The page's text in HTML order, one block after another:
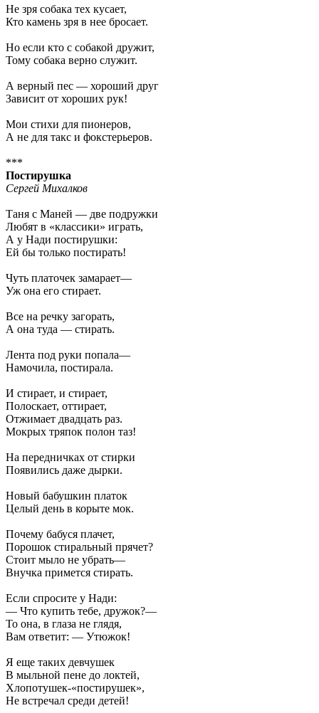
Не зря собака тех кусает,
Кто камень зря в нее бросает.
Но если кто с собакой дружит,
Тому собака верно служит.
А верный пес — хороший друг
Зависит от хороших рук!
Мои стихи для пионеров,
А не для такс и фокстерьеров.
***
Постирушка
Сергей Михалков
Таня с Маней — две подружки
Любят в «классики» играть,
А у Нади постирушки:
Ей бы только постирать!
Чуть платочек замарает—
Уж она его стирает.
Все на речку загорать,
А она туда — стирать.
Лента под руки попала—
Намочила, постирала.
И стирает, и стирает,
Полоскает, оттирает,
Отжимает двадцать раз.
Мокрых тряпок полон таз!
На передничках от стирки
Появились даже дырки.
Новый бабушкин платок
Целый день в корыте мок.
Почему бабуся плачет,
Порошок стиральный прячет?
Стоит мыло не убрать—
Внучка примется стирать.
Если спросите у Нади:
— Что купить тебе, дружок?—
То она, в глаза не глядя,
Вам ответит: — Утюжок!
Я еще таких девчушек
В мыльной пене до локтей,
Хлопотушек-«постирушек»,
Не встречал среди детей!